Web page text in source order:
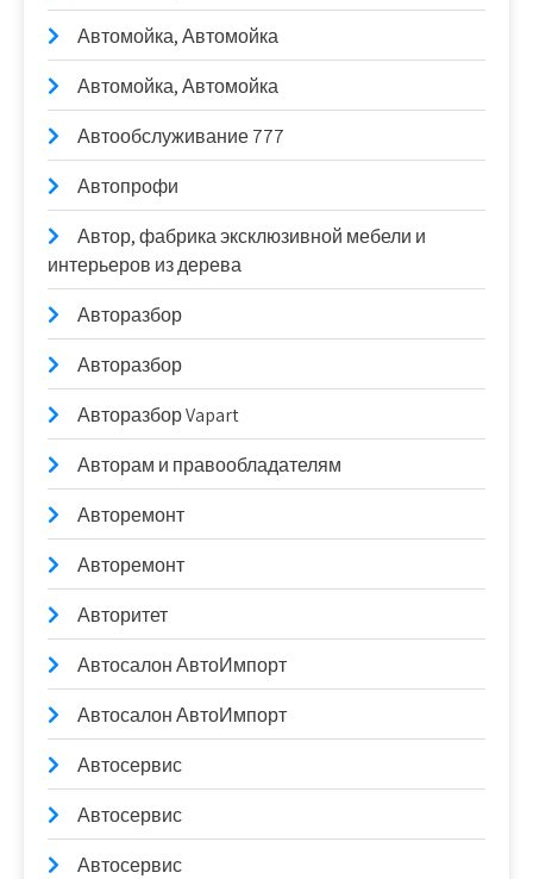
Автомойка, Автомойка
Автомойка, Автомойка
Автообслуживание 777
Автопрофи
Автор, фабрика эксклюзивной мебели и
интерьеров из дерева
Авторазбор
Авторазбор
Авторазбор Vapart
Авторам и правообладателям
Авторемонт
Авторемонт
Авторитет
Автосалон АвтоИмпорт
Автосалон АвтоИмпорт
Автосервис
Автосервис
Автосервис